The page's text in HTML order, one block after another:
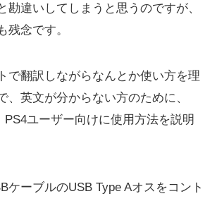
勘違いしてしまうと思うのですが、
残念です。
で翻訳しながらなんとか使い方を理
、英文が分からない方のために、
PS4ユーザー向けに使用方法を説明
ケーブルのUSB Type Aオスをコント